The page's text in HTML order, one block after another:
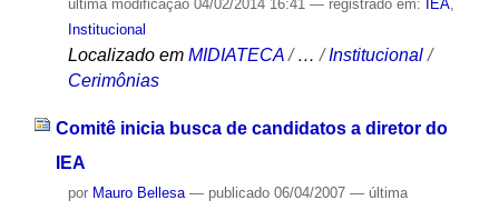
última modificação04/02/2014 16:41 — registrado em: IEA,
Institucional
Localizado em MIDIATECA /…/Institucional /
Cerimônias
Comitê inicia busca de candidatos a diretor do
IEA
por Mauro Bellesa — publicado06/04/2007 — última